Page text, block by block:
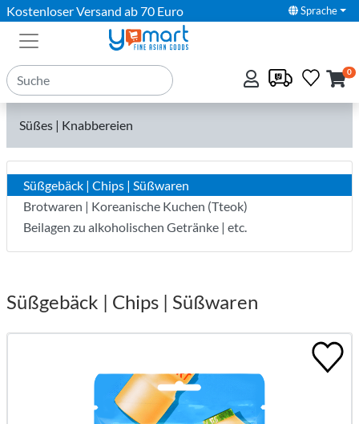
Kostenloser Versand ab 70 Euro Sprache
0
Süßes | Knabbereien
Süßgebäck | Chips | Süßwaren
Brotwaren | Koreanische Kuchen (Tteok)
Beilagen zu alkoholischen Getränke | etc.
Süßgebäck | Chips | Süßwaren